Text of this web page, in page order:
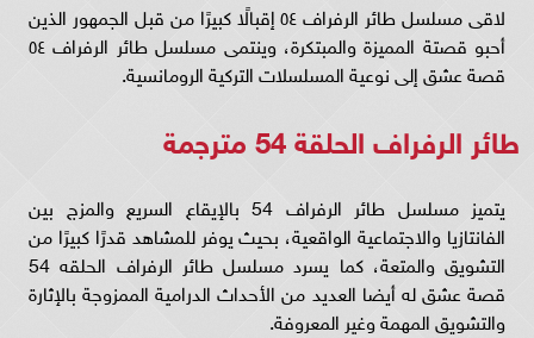
لاقى مسلسل طائر الرفراف ٥٤ إقبالًا كبيرًا من قبل الجمهور الذين
أحبو قصتة المميزة والمبتكرة، وينتمى مسلسل طائر الرفراف ٥٤
قصة عشق إلى نوعية المسلسلات التركية الرومانسية.
طائر الرفراف الحلقة 54 مترجمة
يتميز مسلسل طائر الرفراف 54 بالإيقاع السريع والمزج بين
الفانتازيا والاجتماعية الواقعية، بحيث يوفر للمشاهد قدرًا كبيرًا من
التشويق والمتعة، كما يسرد مسلسل طائر الرفراف الحلقه 54
قصة عشق له أيضا العديد من الأحداث الدرامية الممزوجة بالإثارة
والتشويق المهمة وغير المعروفة.